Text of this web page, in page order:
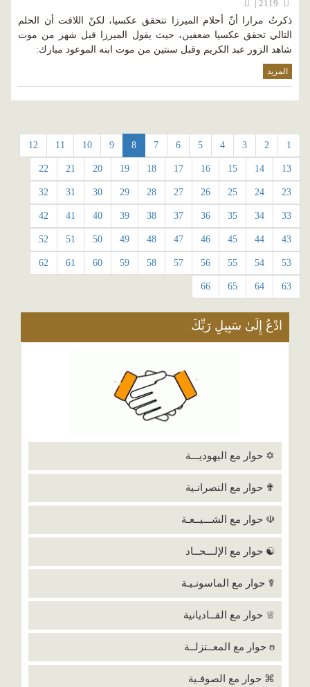
ذكرتُ مرارا أنّ أحلام الميرزا تتحقق عكسيا، لكنّ اللافت أن الحلم
التالي تحقق عكسيا ضعفين، حيث يقول الميرزا قبل شهر من موت
شاهد الزور عبد الكريم وقبل سنتين من موت ابنه الموعود مبارك:
المزيد
1
2
3
4
5
6
7
8
9
10
11
12
13
14
15
16
17
18
19
20
21
22
23
24
25
26
27
28
29
30
31
32
33
34
35
36
37
38
39
40
41
42
43
44
45
46
47
48
49
50
51
52
53
54
55
56
57
58
59
60
61
62
63
64
65
66
ادْعُ إِلَىٰ سَبِيلِ رَبِّكَ
✡ حوار مع اليهوديـــة
✟ حوار مع النصرانـية
☫ حوار مع الشـــيــعـة
☯ حوار مع الإلـــحــاد
☤ حوار مع الماسونـيـة
♕ حوار مع القــاديانية
ʊ حوار مع المعــتزلــة
⌘ حوار مع الصوفـية